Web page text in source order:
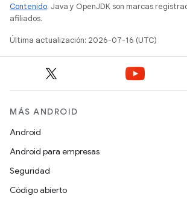
Contenido. Java y OpenJDK son marcas
afiliados.
Última actualización: 2026-07-16 (UTC)
MÁS ANDROID
Android
Android para empresas
Seguridad
Código abierto